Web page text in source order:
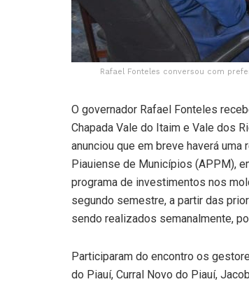
Rafael Fonteles conversou com
O governador Rafael Fonteles
Chapada Vale do Itaim e Vale dos
anunciou que em breve haverá
Piauiense de Municípios (APPM),
programa de investimentos nos
segundo semestre, a partir das
sendo realizados semanalmente,
Participaram do encontro os
do Piauí, Curral Novo do Piauí,